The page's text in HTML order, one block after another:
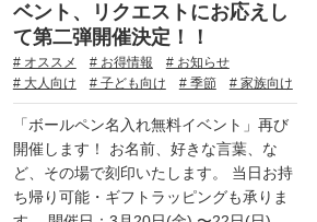
ベント、リクエストにお応えし
て第二弾開催決定！！
# オススメ # お得情報
# お知らせ
# 大人向け
# 子ども向け # 季節 # 家族向け
「ボールペン名入れ無料イベント」再び
開催します！ お名前、好きな言葉、な
ど、その場で刻印いたします。 当日お持
ち帰り可能・ギフトラッピングも承りま